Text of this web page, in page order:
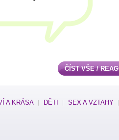
ČÍST VŠE /
A KRÁSA DĚTI SEX A VZTAHY